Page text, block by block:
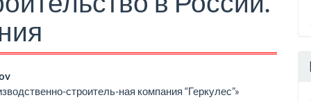
строитель-ная компания “Геркулес”»